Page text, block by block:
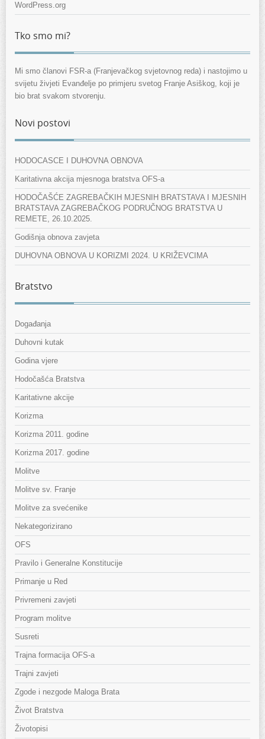
WordPress.org
Tko smo mi?
Mi smo članovi FSR-a (Franjevačkog svjetovnog reda) i nastojimo u
svijetu živjeti Evanđelje po primjeru svetog Franje Asiškog, koji je
bio brat svakom stvorenju.
Novi postovi
HODOCASCE I DUHOVNA OBNOVA
Karitativna akcija mjesnoga bratstva OFS-a
HODOČAŠĆE ZAGREBAČKIH MJESNIH BRATSTAVA I MJESNIH
BRATSTAVA ZAGREBAČKOG PODRUČNOG BRATSTVA U
REMETE, 26.10.2025.
Godišnja obnova zavjeta
DUHOVNA OBNOVA U KORIZMI 2024. U KRIŽEVCIMA
Bratstvo
Događanja
Duhovni kutak
Godina vjere
Hodočašća Bratstva
Karitativne akcije
Korizma
Korizma 2011. godine
Korizma 2017. godine
Molitve
Molitve sv. Franje
Molitve za svećenike
Nekategorizirano
OFS
Pravilo i Generalne Konstitucije
Primanje u Red
Privremeni zavjeti
Program molitve
Susreti
Trajna formacija OFS-a
Trajni zavjeti
Zgode i nezgode Maloga Brata
Život Bratstva
Životopisi